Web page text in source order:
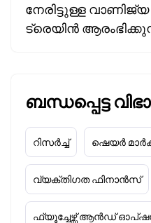
നേരിട്ടുള്ള
ട്രെയിൻ
ബന്ധപ്പെട്ട
റിസർച്ച് ഷെയർ
വ്യക്തിഗത ഫിനാൻസ്
ഫ്യൂച്ചേഴ്സ് ആൻഡ്